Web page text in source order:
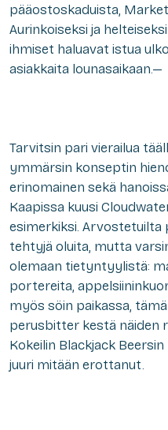
pääostoskaduista,
Aurinkoiseksi ja
ihmiset haluavat istua
asiakkaita lounasaikaan.—
Tarvitsin pari vierailua
ymmärsin konseptin
erinomainen sekä
Kaapissa kuusi
esimerkiksi. Arvostetuilta
tehtyjä oluita, mutta
olemaan tietyntyylistä:
portereita,
myös söin paikassa,
perusbitter kestä näiden
Kokeilin Blackjack
juuri mitään erottanut.